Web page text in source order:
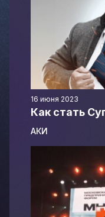
16 июня 2023
Как стать
АКИ